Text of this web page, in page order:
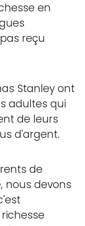
en
reçu
Stanley ont
adultes qui
de leurs
d'argent.
de
nous devons